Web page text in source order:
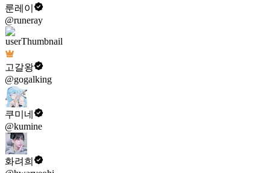
룬레이
@runeray
고갈왕
@gogalking
쿠미네
@kumine
화려희